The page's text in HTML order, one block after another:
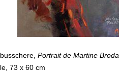
Portrait de Martine Broda,
73 x 60 cm